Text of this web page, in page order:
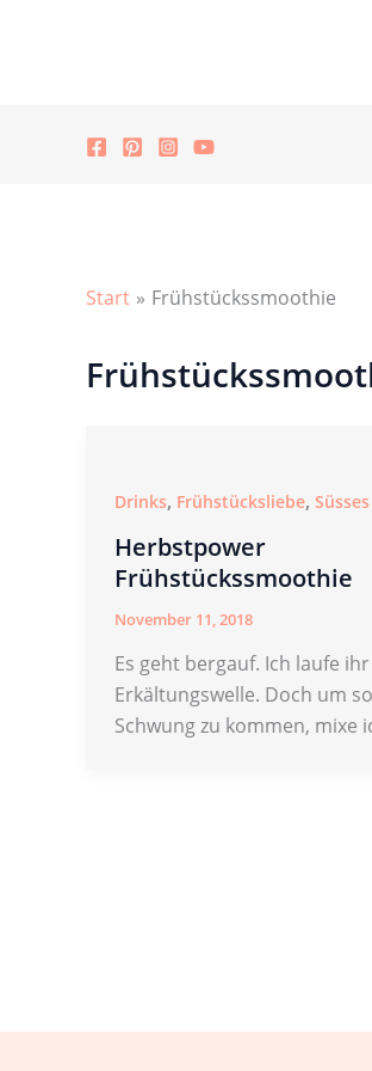
Start Frühstückssmoothie
Drinks, Frühstücksliebe, Süsses
Herbstpower
Frühstückssmoothie
November 11, 2018
Es geht bergauf. Ich laufe
Erkältungswelle. Doch um
Schwung zu kommen, mixe